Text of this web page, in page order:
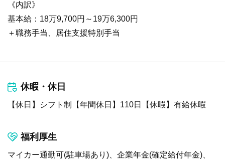
《内訳》
基本給：18万9,700円～19万6,300円
＋職務手当、居住支援特別手当
休暇・休日
【休日】シフト制【年間休日】110日【休暇】有給休暇
福利厚生
マイカー通勤可(駐車場あり)、企業年金(確定給付年金)、